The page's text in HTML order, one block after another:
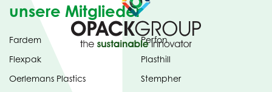
unsere Mitglieder
Fardem
Flexpak
Oerlemans Plastics
Perfon
Plasthill
Stempher